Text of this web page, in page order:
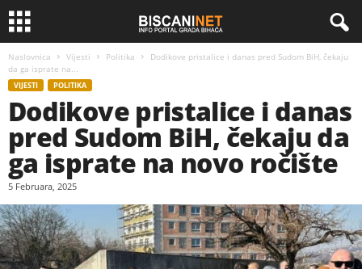
Naslovnica Vijesti Politika
Dodikove pristalice i danas pred Sudom BiH, čekaju
da ga isprate na...
VIJESTI POLITIKA
Dodikove pristalice i danas
pred Sudom BiH, čekaju da
ga isprate na novo ročište
5 Februara, 2025